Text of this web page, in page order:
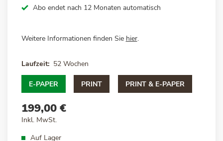
Abo endet nach 12 Monaten automatisch
Weitere Informationen finden Sie hier.
Laufzeit 52 Wochen
E-PAPER PRINT PRINT & E-PAPER
199,00 €
Inkl. MwSt.
Auf Lager